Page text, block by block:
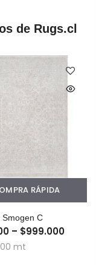
de Rugs.cl
RÁPIDA
C
– $999.000
mt